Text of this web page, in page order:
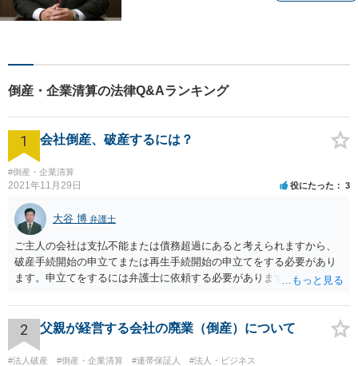
能】
倒産・企業清算の法律Q&Aランキング
1 会社倒産、破産するには？
#倒産・企業清算
2021年11月29日 役にたった 3
大谷 博 弁護士
ご主人の会社は支払不能または債務超過にあると考えられますから、
破産手続開始の申立てまたは再生手続開始の申立てをする必要があり
ます。申立てをするには弁護士に依頼する必要がありますから、会社
2 父親が経営する会社の廃業（倒産）について
#法人破産 #倒産・企業清算 #連帯保証人 #法人・ビジネス